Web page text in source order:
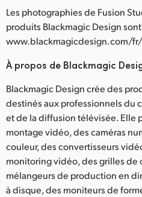
Les photographies de Fusion
produits Blackmagic Design
www.blackmagicdesign.com/
À propos de Blackmagic
Blackmagic Design crée des
destinés aux professionnels du
et de la diffusion télévisée. Elle
montage vidéo, des caméras
couleur, des convertisseurs
monitoring vidéo, des grilles de
mélangeurs de production en
à disque, des moniteurs de